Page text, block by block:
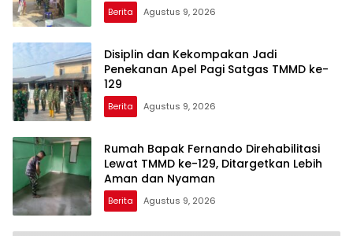
Berita Agustus 9, 2026
Disiplin dan Kekompakan Jadi
Penekanan Apel Pagi Satgas TMMD ke-
129
Berita Agustus 9, 2026
Rumah Bapak Fernando Direhabilitasi
Lewat TMMD ke-129, Ditargetkan Lebih
Aman dan Nyaman
Berita Agustus 9, 2026